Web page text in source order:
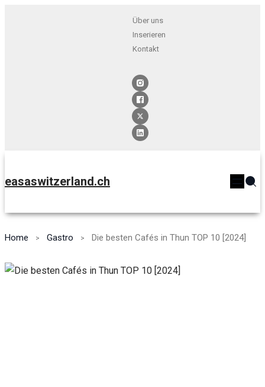
Über uns
Inserieren
Kontakt
easaswitzerland.ch
Home Gastro Die besten Cafés in Thun TOP 10 [2024]